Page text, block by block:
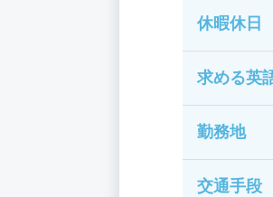
休暇休日
求める英
勤務地
交通手段